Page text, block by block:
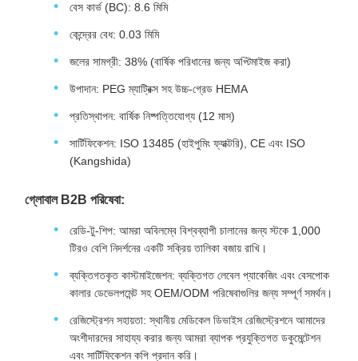
বেস কার্ভ (BC): 8.6 মিমি
কেন্দ্রের বেধ: 0.03 মিমি
জলের সামগ্রী: 38% (বার্ষিক পরিধানের জন্য অপ্টিমাইজ করা)
উপাদান: PEG ম্যাট্রিক্স সহ উচ্চ-গ্রেড HEMA
প্রতিস্থাপন: বার্ষিক নিষ্পত্তিযোগ্য (12 মাস)
সার্টিফিকেশন: ISO 13485 (হাইপুমিং ফ্যাক্টরি), CE এবং ISO
(Kangshida)
গ্লোবাল B2B পরিষেবা:
রেডি-টু-শিপ: আমরা অবিলম্বে বিশ্বব্যাপী চালানের জন্য স্টকে 1,000
টিরও বেশি নিদর্শনের একটি সক্রিয় তালিকা বজায় রাখি।
ব্যক্তিগতকৃত কাস্টমাইজেশন: ব্যক্তিগত লেবেল প্যাকেজিং এবং বেসপোক
কালার ডেভেলপমেন্ট সহ OEM/ODM পরিষেবাগুলির জন্য সম্পূর্ণ সমর্থন।
রেজিস্ট্রেশন সহায়তা: স্থানীয় মেডিকেল ডিভাইস রেজিস্ট্রেশনে আমাদের
অংশীদারদের সাহায্য করার জন্য আমরা ব্যাপক প্রযুক্তিগত ডকুমেন্টেশন
এবং সার্টিফিকেশন কপি প্রদান করি।